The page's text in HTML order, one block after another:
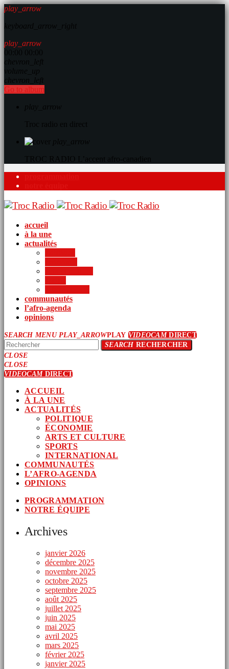
play_arrow
play_arrow
Go to album
accueil
à la une
actualités
communautés
l’afro-agenda
opinions
SEARCH MENU PLAY_ARROWPLAY VIDEOCAMDIRECT
SEARCHRECHERCHER
CLOSE
CLOSE
VIDEOCAMDIRECT
ACCUEIL
À LA UNE
ACTUALITÉS
POLITIQUE
ÉCONOMIE
ARTS ET CULTURE
SPORTS
INTERNATIONAL
COMMUNAUTÉS
L’AFRO-AGENDA
OPINIONS
PROGRAMMATION
NOTRE ÉQUIPE
Archives
janvier 2026
décembre 2025
novembre 2025
octobre 2025
septembre 2025
août 2025
juillet 2025
juin 2025
mai 2025
avril 2025
mars 2025
février 2025
janvier 2025